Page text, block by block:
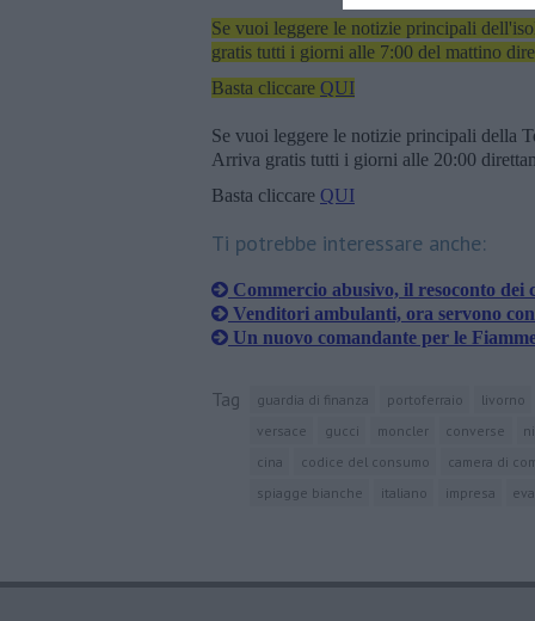
Se vuoi leggere le notizie principali
gratis tutti i giorni alle 7:00 del mattino
Basta cliccare QUI
Se vuoi leggere le notizie principali della
Arriva gratis tutti i giorni alle 20:00
Basta cliccare QUI
Ti potrebbe interessare anche:
Commercio abusivo, il resoconto dei
Venditori ambulanti, ora servono
Un nuovo comandante per le
Tag guardia di finanza portoferraio livorno
versace
gucci moncler converse
cina
codice del consumo camera di
spiagge bianche
italiano impresa